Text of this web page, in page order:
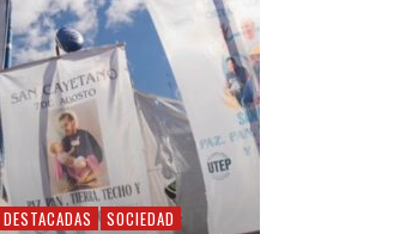
DESTACADAS SOCIEDAD